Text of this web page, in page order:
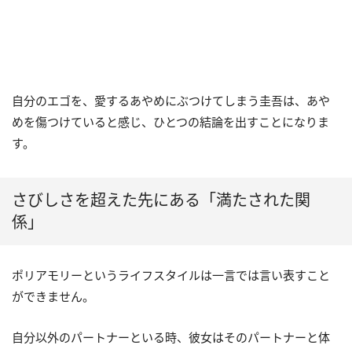
自分のエゴを、愛するあやめにぶつけてしまう圭吾は、あや
めを傷つけていると感じ、ひとつの結論を出すことになりま
す。
さびしさを超えた先にある「満たされた関
係」
ポリアモリーというライフスタイルは一言では言い表すこと
ができません。
自分以外のパートナーといる時、彼女はそのパートナーと体